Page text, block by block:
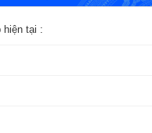
hiện tại :